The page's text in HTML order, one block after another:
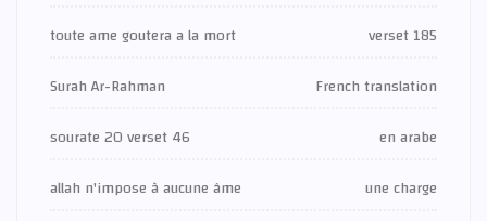
toute ame goutera a la mort
verset 185
Surah Ar-Rahman
French translation
sourate 20 verset 46
en arabe
allah n'impose à aucune âme
une charge